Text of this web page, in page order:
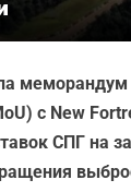
меморандум
с New
СПГ на